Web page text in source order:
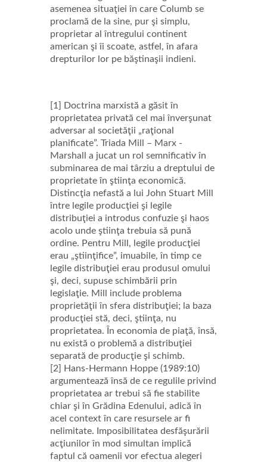
asemenea situaţiei în care Columb se
proclamă de la sine, pur şi simplu,
proprietar al întregului continent
american şi îi scoate, astfel, în afara
drepturilor lor pe băştinaşii indieni.
[1] Doctrina marxistă a găsit în
proprietatea privată cel mai înverşunat
adversar al societăţii „raţional
planificate”. Triada Mill – Marx -
Marshall a jucat un rol semnificativ în
subminarea de mai târziu a dreptului de
proprietate în ştiinţa economică.
Distincţia nefastă a lui John Stuart Mill
între legile producţiei şi legile
distribuţiei a introdus confuzie şi haos
acolo unde ştiinţa trebuia să pună
ordine. Pentru Mill, legile producţiei
erau „ştiinţifice”, imuabile, în timp ce
legile distribuţiei erau produsul omului
şi, deci, supuse schimbării prin
legislaţie. Mill include problema
proprietăţii în sfera distribuţiei; la baza
producţiei stă, deci, ştiinţa, nu
proprietatea. În economia de piaţă, însă,
nu există o problemă a distribuţiei
separată de producţie şi schimb.
[2] Hans-Hermann Hoppe (1989:10)
argumentează însă de ce regulile privind
proprietatea ar trebui să fie stabilite
chiar şi în Grădina Edenului, adică în
acel context în care resursele ar fi
nelimitate. Imposibilitatea desfăşurării
acţiunilor în mod simultan implică
faptul că oamenii vor efectua alegeri